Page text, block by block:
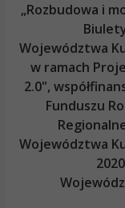
„Rozbudowa i
Województwa
w ramach
2.0",
Funduszu
Województwa